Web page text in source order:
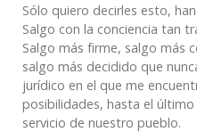
Sólo quiero decirles esto,
Salgo con la conciencia tan
Salgo más firme, salgo más
salgo más decidido que
jurídico en el que me
posibilidades, hasta el
servicio de nuestro pueblo.